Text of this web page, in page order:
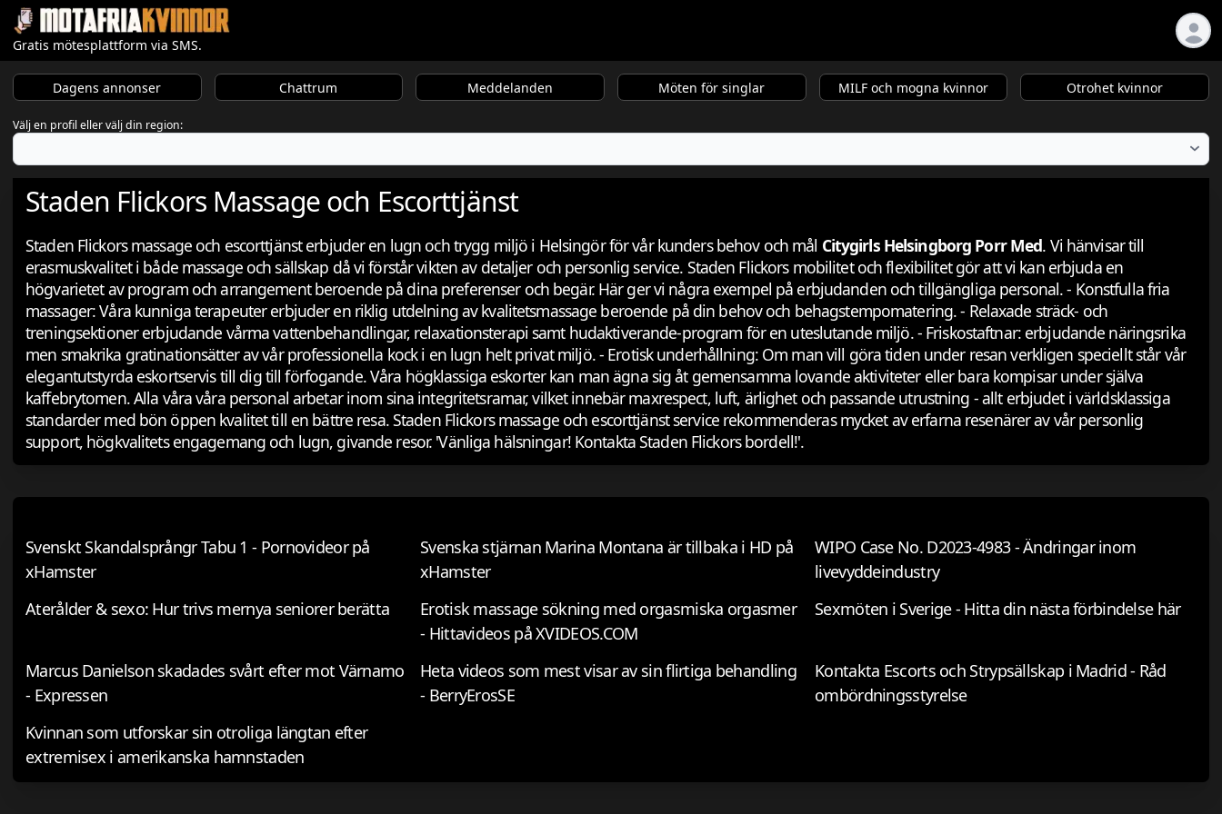
Gratis mötesplattform via SMS.
Dagens annonser Chattrum Meddelanden Möten för singlar MILF och mogna kvinnor Otrohet kvinnor
Välj en profil eller välj din region:
Staden Flickors Massage och Escorttjänst
Staden Flickors massage och escorttjänst erbjuder en lugn och trygg miljö i Helsingör för vår kunders behov och mål Citygirls Helsingborg Porr Med. Vi hänvisar till
erasmuskvalitet i både massage och sällskap då vi förstår vikten av detaljer och personlig service. Staden Flickors mobilitet och flexibilitet gör att vi kan erbjuda en
högvarietet av program och arrangement beroende på dina preferenser och begär. Här ger vi några exempel på erbjudanden och tillgängliga personal. - Konstfulla fria
massager: Våra kunniga terapeuter erbjuder en riklig utdelning av kvalitetsmassage beroende på din behov och behagstempomatering. - Relaxade sträck- och
treningsektioner erbjudande vårma vattenbehandlingar, relaxationsterapi samt hudaktiverande-program för en uteslutande miljö. - Friskostaftnar: erbjudande näringsrika
men smakrika gratinationsätter av vår professionella kock i en lugn helt privat miljö. - Erotisk underhållning: Om man vill göra tiden under resan verkligen speciellt står vår
elegantutstyrda eskortservis till dig till förfogande. Våra högklassiga eskorter kan man ägna sig åt gemensamma lovande aktiviteter eller bara kompisar under själva
kaffebrytomen. Alla våra våra personal arbetar inom sina integritetsramar, vilket innebär maxrespect, luft, ärlighet och passande utrustning - allt erbjudet i världsklassiga
standarder med bön öppen kvalitet till en bättre resa. Staden Flickors massage och escorttjänst service rekommenderas mycket av erfarna resenärer av vår personlig
support, högkvalitets engagemang och lugn, givande resor. 'Vänliga hälsningar! Kontakta Staden Flickors bordell!'.
Svenskt Skandalsprångr Tabu 1 - Pornovideor på
xHamster
Svenska stjärnan Marina Montana är tillbaka i HD på
xHamster
WIPO Case No. D2023-4983 - Ändringar inom
livevyddeindustry
Aterålder & sexo: Hur trivs mernya seniorer berätta
Erotisk massage sökning med orgasmiska orgasmer
- Hittavideos på XVIDEOS.COM
Sexmöten i Sverige - Hitta din nästa förbindelse här
Marcus Danielson skadades svårt efter mot Värnamo
- Expressen
Heta videos som mest visar av sin flirtiga behandling
- BerryErosSE
Kontakta Escorts och Strypsällskap i Madrid - Råd
ombördningsstyrelse
Kvinnan som utforskar sin otroliga längtan efter
extremisex i amerikanska hamnstaden